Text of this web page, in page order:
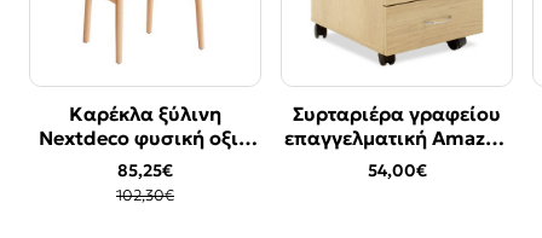
Bestseller
-17%
Καρέκλα ξύλινη
Nextdeco φυσική οξιά
Υ76χ53.3x57εκ.
85,25€
102,30€
Bestseller
Συρταριέρα γραφείου
επαγγελματική Amazon
pakoworld τροχήλατη
χρώμα sonoma
54,00€